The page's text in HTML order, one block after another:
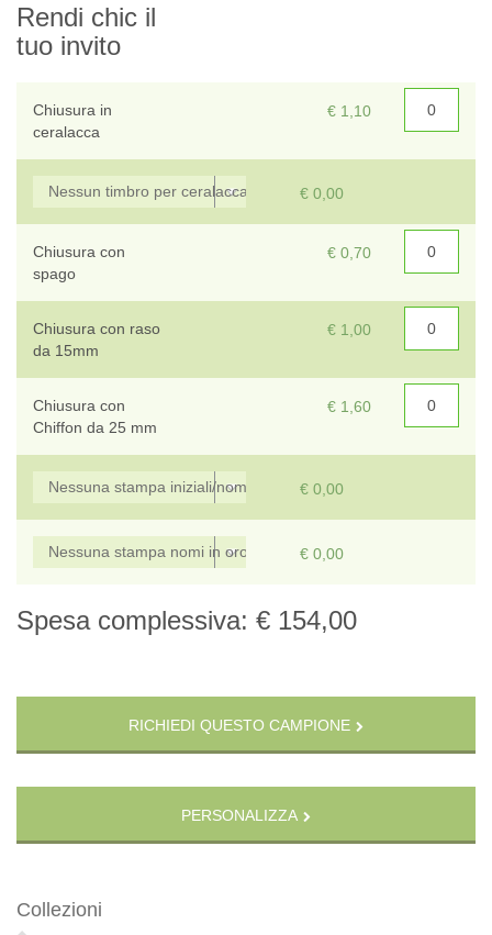
Rendi chic il
tuo invito
Chiusura in
ceralacca
€ 1,10
€ 0,00
Chiusura con
spago
€ 0,70
Chiusura con raso
da 15mm
€ 1,00
Chiusura con
Chiffon da 25 mm
€ 1,60
€ 0,00
€ 0,00
Spesa complessiva: € 154,00
RICHIEDI QUESTO CAMPIONE
PERSONALIZZA
Collezioni